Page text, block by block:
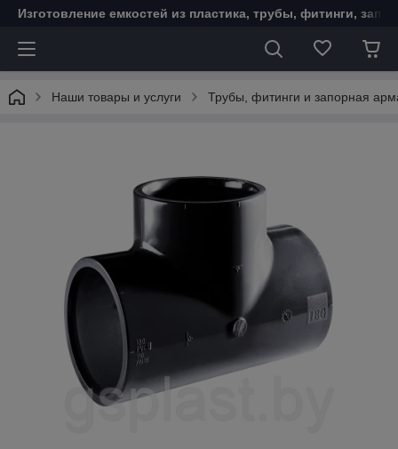
Изготовление емкостей из пластика, трубы, фитинги,
Наши товары и услуги Трубы, фитинги и запорная